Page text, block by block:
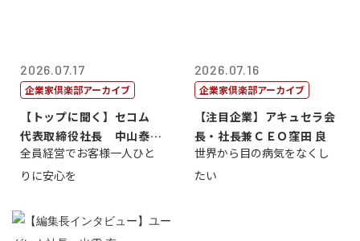
2026.07.17
企業家倶楽部アーカイブ
【トップに聞く】セコム
代表取締役社長 中山泰
男
全員経営でお客様一人ひと
りに安心を
2026.07.16
企業家倶楽部アーカイブ
【注目企業】アキュセラ会
長・社長兼ＣＥＯ窪田 良
世界から目の病気をなくし
たい